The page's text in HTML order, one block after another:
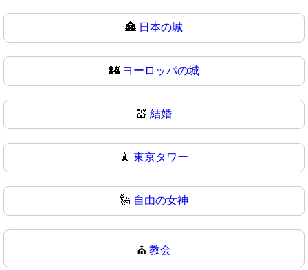
🏯 日本の城
🏰 ヨーロッパの城
💒 結婚
🗼 東京タワー
🗽 自由の女神
⛪ 教会